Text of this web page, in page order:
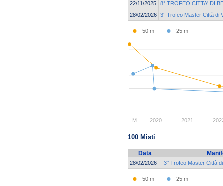
22/11/2025
8° TROFEO CITTA' DI
28/02/2026 3° Trofeo Master Città di
50 m 25 m
2020 2021
M
100 Misti
Data
28/02/2026 3° Trofeo Master Città
50 m 25 m